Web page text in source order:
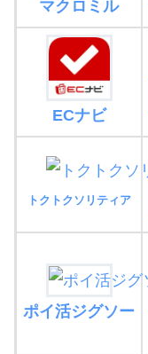
マクロミル
ECナビ
トクトクソリティア
ポイ活ジグソー